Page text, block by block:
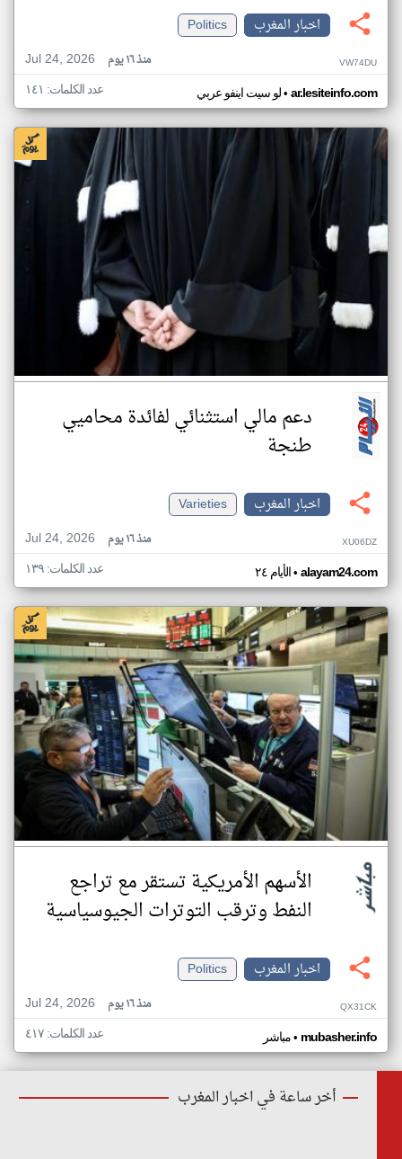
اخبار المغرب
Politics
Jul 24, 2026
منذ ١٦ يوم VW74DU
لو سيت اينفو عربي• ar.lesiteinfo.com عدد الكلمات: ١٤١
دعم مالي استثنائي لفائدة محاميي
طنجة
اخبار المغرب
Varieties
Jul 24, 2026
منذ ١٦ يوم XU06DZ
الأيام ٢٤• alayam24.com عدد الكلمات: ١٣٩
الأسهم الأمريكية تستقر مع تراجع
النفط وترقب التوترات الجيوسياسية
اخبار المغرب
Politics
Jul 24, 2026
منذ ١٦ يوم QX31CK
مباشر• mubasher.info عدد الكلمات: ٤١٧
أخر ساعة في اخبار المغرب